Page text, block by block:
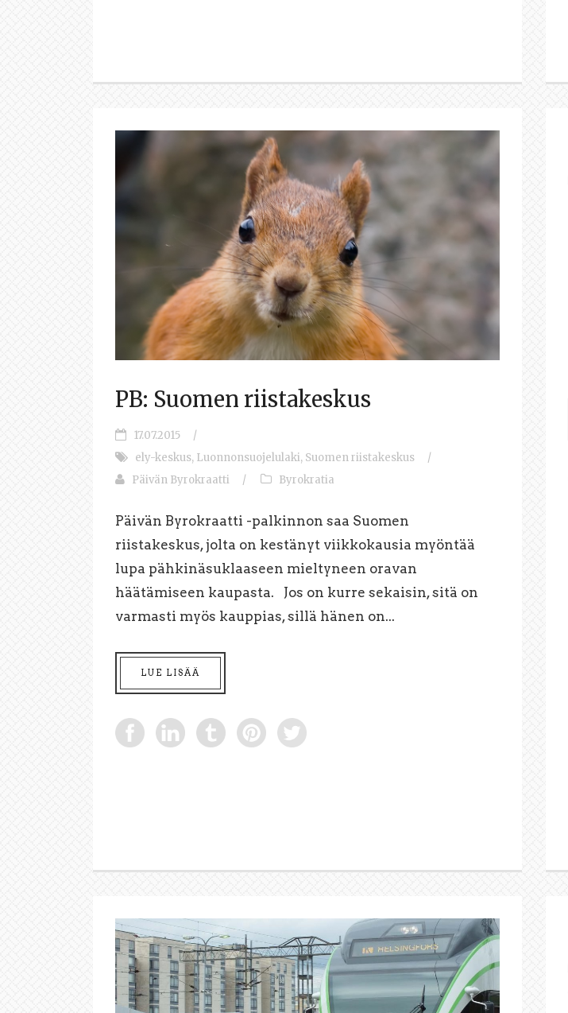
PB: Suomen riistakeskus
17.07.2015
/
ely-keskus, Luonnonsuojelulaki, Suomen riistakeskus
/
Päivän Byrokraatti
/ Byrokratia
Päivän Byrokraatti -palkinnon saa Suomen
riistakeskus, jolta on kestänyt viikkokausia myöntää
lupa pähkinäsuklaaseen mieltyneen oravan
häätämiseen kaupasta. Jos on kurre sekaisin, sitä on
varmasti myös kauppias, sillä hänen on...
LUE LISÄÄ